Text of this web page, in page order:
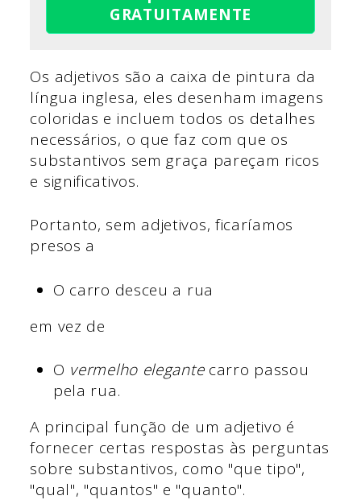
GRATUITAMENTE
Os adjetivos são a caixa de pintura da
língua inglesa, eles desenham imagens
coloridas e incluem todos os detalhes
necessários, o que faz com que os
substantivos sem graça pareçam ricos
e significativos.
Portanto, sem adjetivos, ficaríamos
presos a
O carro desceu a rua
em vez de
O vermelho elegantecarro passou
pela rua.
A principal função de um adjetivo é
fornecer certas respostas às perguntas
sobre substantivos, como "que tipo",
"qual", "quantos" e "quanto".